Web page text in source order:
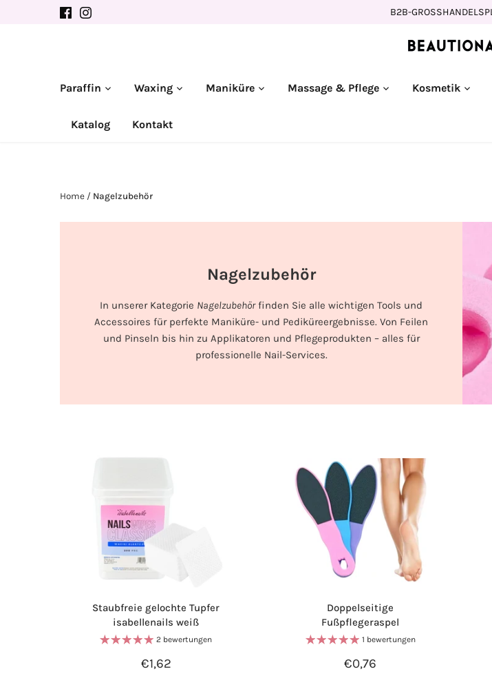
B2B-
Paraffin Waxing Maniküre Massage & Pflege Kosmetik
Katalog Kontakt
Home / Nagelzubehör
Nagelzubehör
In unserer Kategorie Nagelzubehörfinden Sie alle wichtigen Tools und
Accessoires für perfekte Maniküre- und Pediküreergebnisse. Von Feilen
und Pinseln bis hin zu Applikatoren und Pflegeprodukten – alles für
professionelle Nail-Services.
Staubfreie gelochte Tupfer
isabellenails weiß
2 bewertungen
€1,62
Doppelseitige
Fußpflegeraspel
1 bewertungen
€0,76